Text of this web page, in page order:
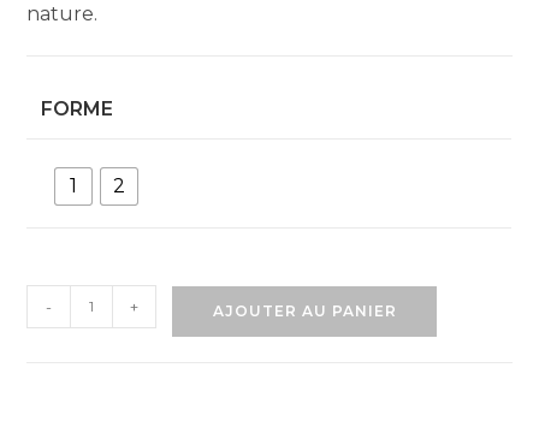
nature.
FORME
1 2
quantité
de
- + AJOUTER AU PANIER